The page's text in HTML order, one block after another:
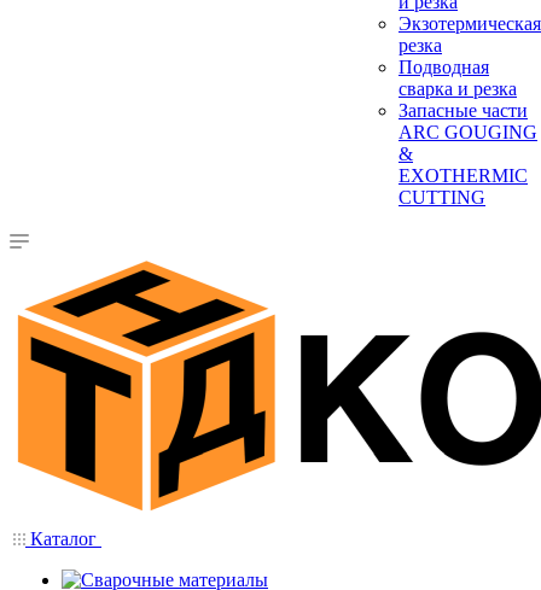
Экзотермическая
резка
Подводная
сварка и резка
Запасные части
ARC GOUGING
&
EXOTHERMIC
CUTTING
Каталог